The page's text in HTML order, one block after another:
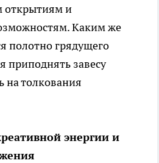
открытиям и
Каким же
полотно грядущего
приподнять завесу
на толкования
энергии и